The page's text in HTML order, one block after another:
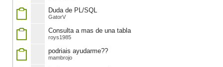
Duda de PL/SQL
GatorV
Consulta a mas de una tabla
roys1985
podriais ayudarme??
mambrojo